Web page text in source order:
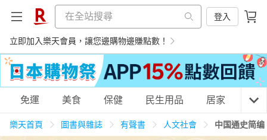
登入
立即加入樂天會員，讓您邊購物邊賺點數！
購物網分類
免運 美食 保健 民生用品 居家 3C
樂天首頁 圖書與雜誌 有聲書 人文社會 中国通史简